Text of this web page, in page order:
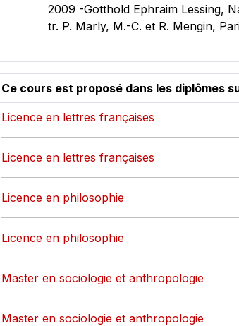
2009 -Gotthold Ephraim Lessing,
tr. P. Marly, M.-C. et R. Mengin,
Ce cours est proposé dans les diplômes
Licence en lettres françaises
Licence en lettres françaises
Licence en philosophie
Licence en philosophie
Master en sociologie et anthropologie
Master en sociologie et anthropologie